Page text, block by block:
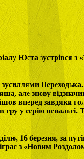
Юста зустрівся з
але знову
вперед завдяки
гру у серію
16 березня, за
з «Новим